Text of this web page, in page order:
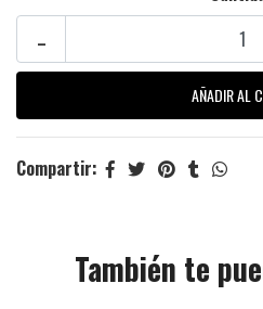
-
Compartir:
También te